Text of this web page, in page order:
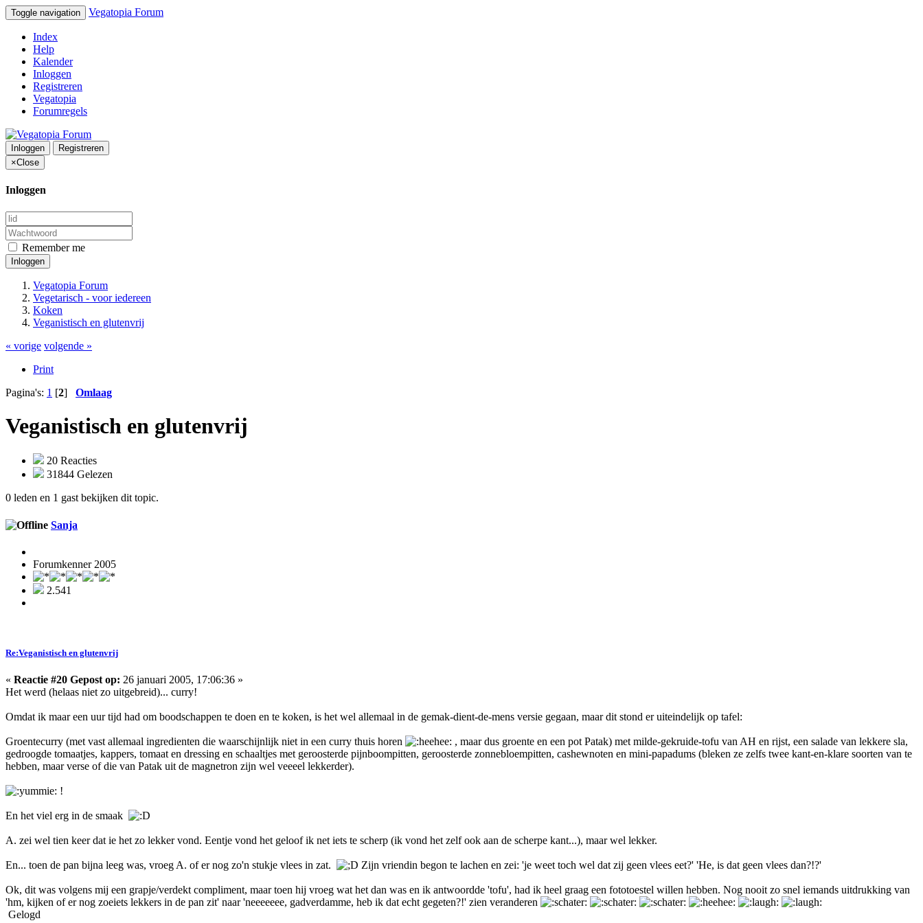
Toggle navigation Vegatopia Forum
Index
Help
Kalender
Inloggen
Registreren
Vegatopia
Forumregels
Inloggen
Registreren
×Close
Inloggen
Remember me
Inloggen
Vegatopia Forum
Vegetarisch - voor iedereen
Koken
Veganistisch en glutenvrij
« vorige volgende »
Print
Pagina's: 1 [2] Omlaag
Veganistisch en glutenvrij
20 Reacties
31844 Gelezen
0 leden en 1 gast bekijken dit topic.
Sanja
Forumkenner 2005
2.541
Re:Veganistisch en glutenvrij
« Reactie #20 Gepost op: 26 januari 2005, 17:06:36 »
Het werd (helaas niet zo uitgebreid)... curry!
Omdat ik maar een uur tijd had om boodschappen te doen en te koken, is het wel allemaal in de gemak-dient-de-mens versie gegaan, maar dit stond er uiteindelijk op tafel:
Groentecurry (met vast allemaal ingredienten die waarschijnlijk niet in een curry thuis horen
, maar dus groente en een pot Patak) met milde-gekruide-tofu van AH en rijst, een salade van lekkere sla,
gedroogde tomaatjes, kappers, tomaat en dressing en schaaltjes met geroosterde pijnboompitten, geroosterde zonnebloempitten, cashewnoten en mini-papadums (bleken ze zelfs twee kant-en-klare soorten van te
hebben, maar verse of die van Patak uit de magnetron zijn wel veeeel lekkerder).
!
En het viel erg in de smaak
A. zei wel tien keer dat ie het zo lekker vond. Eentje vond het geloof ik net iets te scherp (ik vond het zelf ook aan de scherpe kant...), maar wel lekker.
En... toen de pan bijna leeg was, vroeg A. of er nog zo'n stukje vlees in zat. Zijn vriendin begon te lachen en zei: 'je weet toch wel dat zij geen vlees eet?' 'He, is dat geen vlees dan?!?'
Ok, dit was volgens mij een grapje/verdekt compliment, maar toen hij vroeg wat het dan was en ik antwoordde 'tofu', had ik heel graag een fototoestel willen hebben. Nog nooit zo snel iemands uitdrukking van
'hm, kijken of er nog zoeiets lekkers in de pan zit' naar 'neeeeeee, gadverdamme, heb ik dat echt gegeten?!' zien veranderen
Gelogd